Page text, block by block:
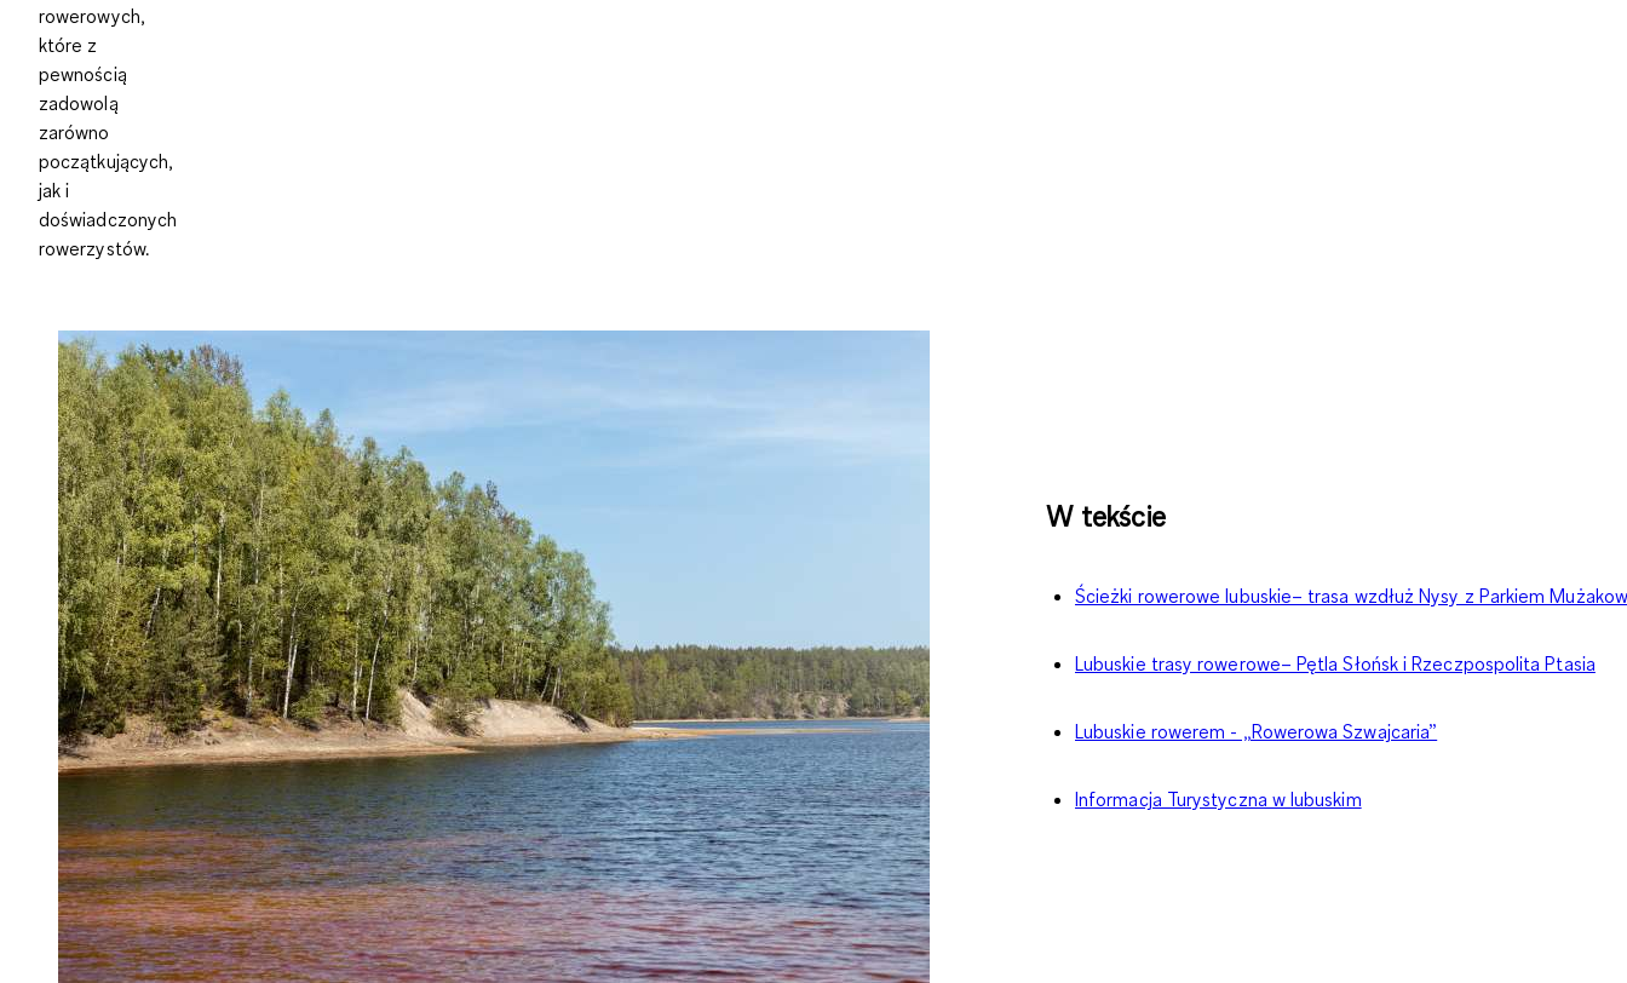
rowerowych,
które z
pewnością
zadowolą
zarówno
początkujących,
jak i
doświadczonych
rowerzystów.
W tekście
Ścieżki rowerowe lubuskie– trasa wzdłuż Nysy z Parkiem
Lubuskie trasy rowerowe– Pętla Słońsk i Rzeczpospolita Ptasia
Lubuskie rowerem - „Rowerowa Szwajcaria”
Informacja Turystyczna w lubuskim